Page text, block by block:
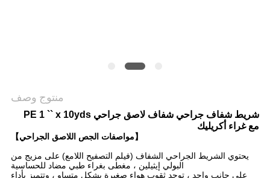
منتوج وصف
شريط شفاف جراحي شفاف لاصق جراحي PE 1 `` x 10yds
مع غراء أكريليك
【مواصفات الجص اللاصق الجراحي】
يحتوي الشريط الجراحي الشفاف (فيلم التصفيح اللامع) على مزيج من
البولي إيثيلين ، مغطى بغراء طبي مضاد للحساسية
على جانب واحد ، توجد ثقوب هواء صغيرة بشكل متساوٍ ، وتتميز بأداء